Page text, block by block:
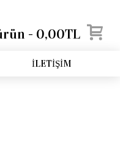
- 0,00TL
İLETIŞIM